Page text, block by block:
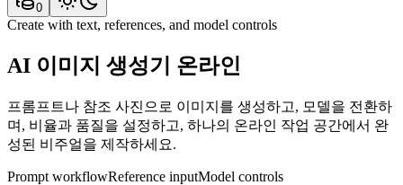
0
Create with text, references, and model controls
AI 이미지 생성기 온라인
프롬프트나 참조 사진으로 이미지를 생성하고, 모델을 전환하
며, 비율과 품질을 설정하고, 하나의 온라인 작업 공간에서 완
성된 비주얼을 제작하세요.
Prompt workflowReference inputModel controls